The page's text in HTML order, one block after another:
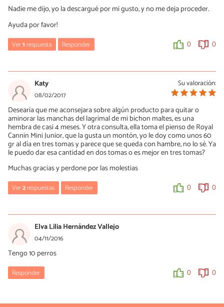
Nadie me dijo, yo la descargué por mi gusto, y no me deja proceder.
Ayuda por favor!
Ver1respuesta Responder 0 0
Hola Daniela, pasamos tu problema al equipo técnico.
0
Su valoración:
Katy
08/02/2017
Desearía que me aconsejara sobre algún producto para quitar o
aminorar las manchas del lagrimal de mi bichon maltes, es una
hembra de casi 4 meses. Y otra consulta, ella toma el pienso de Royal
Cannin Mini Junior, que la gusta un montón, yo le doy como unos 60
gr al día en tres tomas y parece que se queda con hambre, no lo sé. Ya
le puedo dar esa cantidad en dos tomas o es mejor en tres tomas?
Muchas gracias y perdone por las molestias
Ver2respuestas Responder 0 0
08/02/2017
Hola Katy, no te preocupes, no nos molestas. :)
Te recomendamos seguir las indicaciones del artículo y buscar
algún producto específico (en cualquier tienda para mascotas
física u online).
pero ofrecerles más alimento puede generar sobrepeso, lo cual
Elva Lilia Hernández Vallejo
04/11/2016
Tengo 10 perros
Responder 0 0